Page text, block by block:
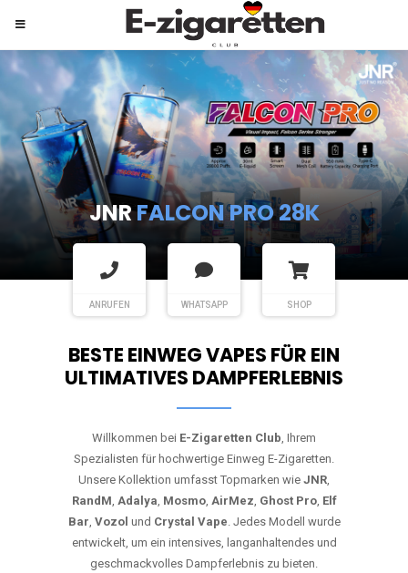
JNRSHISHA HOOKAH MAX
ANRUFEN WHATSAPP SHOP
BESTE EINWEG VAPES FÜR EIN
ULTIMATIVES DAMPFERLEBNIS
Willkommen bei E-Zigaretten Club, Ihrem
Spezialisten für hochwertige Einweg E-Zigaretten.
Unsere Kollektion umfasst Topmarken wie JNR,
RandM, Adalya, Mosmo, AirMez, Ghost Pro, Elf
Bar, Vozol und Crystal Vape. Jedes Modell wurde
entwickelt, um ein intensives, langanhaltendes und
geschmackvolles Dampferlebnis zu bieten.